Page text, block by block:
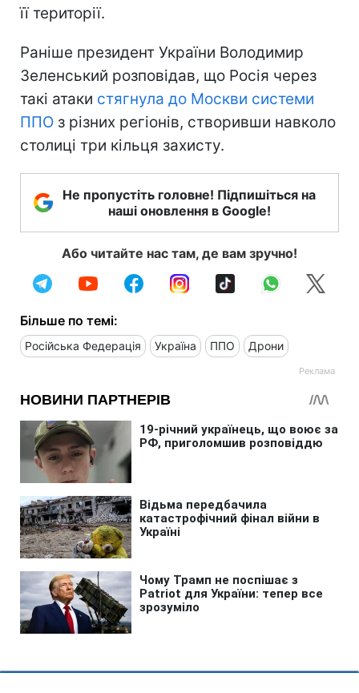
її території.
Раніше президент України Володимир
Зеленський розповідав, що Росія через
такі атаки стягнула до Москви системи
ППО з різних регіонів, створивши навколо
столиці три кільця захисту.
Не пропустіть головне! Підпишіться на
наші оновлення в Google!
Або читайте нас там, де вам зручно!
Більше по темі:
Російська Федерація Україна ППО Дрони